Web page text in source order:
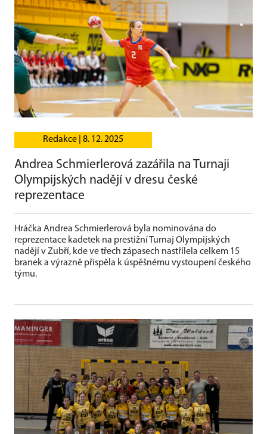
Redakce | 8. 12. 2025
Andrea Schmierlerová zazářila na Turnaji
Olympijských nadějí v dresu české
reprezentace
Hráčka Andrea Schmierlerová byla nominována do
reprezentace kadetek na prestižní Turnaj Olympijských
nadějí v Zubří, kde ve třech zápasech nastřílela celkem 15
branek a výrazně přispěla k úspěšnému vystoupení českého
týmu.